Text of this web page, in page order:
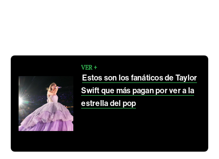
VER +
Estos son los fanáticos de Taylor
Swift que más pagan por ver a la
estrella del pop